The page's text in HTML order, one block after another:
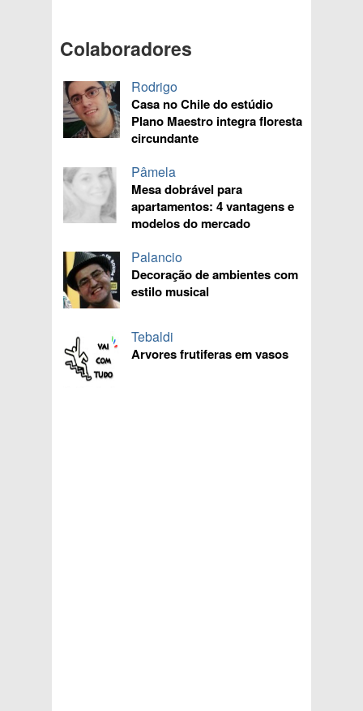
Colaboradores
Rodrigo
Casa no Chile do estúdio
Plano Maestro integra floresta
circundante
Pâmela
Mesa dobrável para
apartamentos: 4 vantagens e
modelos do mercado
Palancio
Decoração de ambientes com
estilo musical
Tebaldi
Arvores frutiferas em vasos